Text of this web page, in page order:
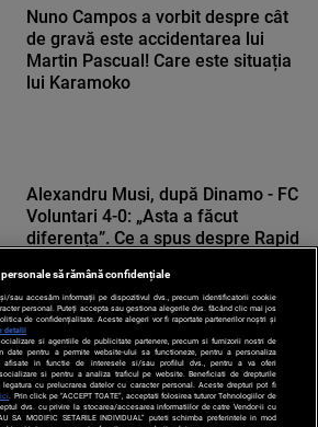
Nuno Campos a vorbit despre cât
de gravă este accidentarea lui
Martin Pascual! Care este situația
lui Karamoko
Alexandru Musi, după Dinamo - FC
Voluntari 4-0: „Asta a făcut
diferența”. Ce a spus despre Rapid
personale să rămână confidențiale
sau accesăm informații pe dispozitivul dvs., precum identificatorii cookie
personal. Puteți accepta sau gestiona alegerile dvs. făcând clic mai jos
de confidențialitate. Aceste alegeri vor fi raportate partenerilor noștri și
detalii
si agentiile de publicitate partenere, precum si furnizorii nostri de
date pentru a permite website-ului sa functioneze, pentru a personaliza
afisate in functie de interesele si/sau profilul dvs., pentru a va oferi
si pentru a analiza traficul pe website. Beneficiati de drepturile
legatura cu prelucrarea datelor cu caracter personal. Aceste drepturi pot fi
. Prin click pe “ACCEPT TOATE”, acceptati folosirea tuturor Tehnologiilor de
dvs. cu privire la stocarea/accesarea informatiilor de catre Vendor-ii cu
SA MODIFIC SETARILE INDIVIDUAL” puteti schimba preferintele in mod